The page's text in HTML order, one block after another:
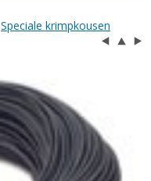
Speciale krimpkousen